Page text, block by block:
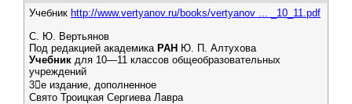
Учебник http://www.vertyanov.ru/books/vertyanov ... _10_11.pdf
С. Ю. Вертьянов
Под редакцией академика РАН Ю. П. Алтухова
Учебник для 10—11 классов общеобразовательных
учреждений
3е издание, дополненное
Свято Троицкая Сергиева Лавра